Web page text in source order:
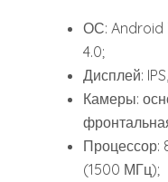
ОС: Android
4.0;
Дисплей:
Камеры:
Процессор:
(1500 МГц);